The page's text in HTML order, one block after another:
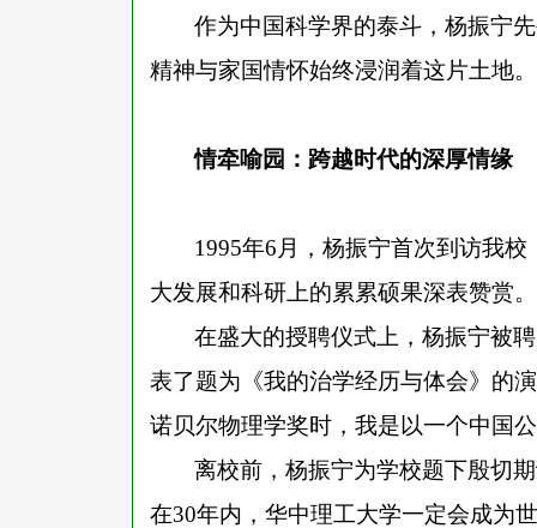
作为中国科学界的泰斗，杨振宁
精神与家国情怀始终浸润着这片土地。
情牵喻园：跨越时代的深厚情缘
1995年6月，杨振宁首次到访我
大发展和科研上的累累硕果
在盛大的授聘仪式上，杨振宁被
表了题为《我的治学经历与体会》的
诺贝尔物理学奖时，我是以一个中国
离校前，杨振宁为学校题下殷切
在30年内，华中理工大学一定会成为